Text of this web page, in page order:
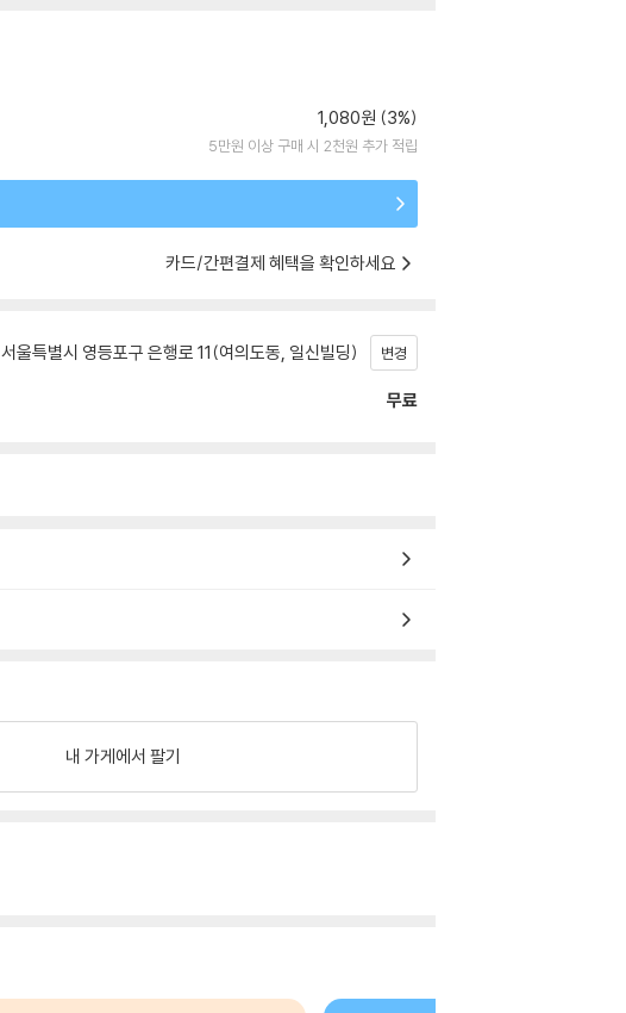
1,080원 (3%)
5만원 이상 구매 시 2천원 추가 적립
카드/간편결제 혜택을 확인하세요
서울특별시 영등포구 은행로 11(여의도동, 일신빌딩) 변경
무료
내 가게에서 팔기